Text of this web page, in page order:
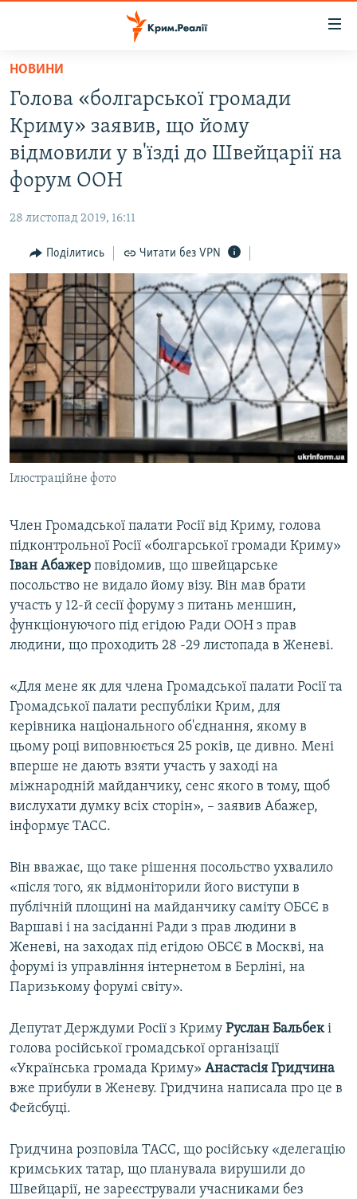
Перейти
основного
матеріалу
Перейти
до
основної
Перейти
пошуку
ВІДЕО ТА ФОТО
ПОЛІТИКА
ІНТЕРВ'Ю
ВСЕ ЗА ДЕНЬ
СПЕЦПРОЕКТИ
ДЕПОРТАЦІЯ
ВІДЕОУРОКИ «ELIFBE»
СВІДЧЕННЯ ОКУПАЦІЇ
УКРАЇНСЬКА ПРОБЛЕМА КРИМУ
ІНФОГРАФІКА
ЯК ОБІЙТИ БЛОКУВАННЯ
Русский
Qırımtatar
ДОЛУЧАЙСЯ!
Усі сайти RFE/RL
НОВИНИ
Голова «болгарської громади
Криму» заявив, що йому
відмовили у в'їзді до Швейцарії на
форум ООН
28 листопад 2019, 16:11
Поділитись Читати без VPN
Ілюстраційне фото
Член Громадської палати Росії від Криму, голова
підконтрольної Росії «болгарської громади Криму»
Іван Абажер повідомив, що швейцарське
посольство не видало йому візу. Він мав брати
участь у 12-й сесії форуму з питань меншин,
функціонуючого під егідою Ради ООН з прав
людини, що проходить 28 -29 листопада в Женеві.
«Для мене як для члена Громадської палати Росії та
Громадської палати республіки Крим, для
керівника національного об'єднання, якому в
цьому році виповнюється 25 років, це дивно. Мені
вперше не дають взяти участь у заході на
міжнародній майданчику, сенс якого в тому, щоб
вислухати думку всіх сторін», – заявив Абажер,
інформує ТАСС.
Він вважає, що таке рішення посольство ухвалило
«після того, як відмоніторили його виступи в
публічній площині на майданчику саміту ОБСЄ в
Варшаві і на засіданні Ради з прав людини в
Женеві, на заходах під егідою ОБСЄ в Москві, на
форумі із управління інтернетом в Берліні, на
Паризькому форумі світу».
Депутат Держдуми Росії з Криму Руслан Бальбекі
голова російської громадської організації
«Українська громада Криму» Анастасія Гридчина
вже прибули в Женеву. Гридчина написала про це в
Фейсбуці.
Гридчина розповіла ТАСС, що російську «делегацію
кримських татар, що планувала вирушили до
Швейцарії, не зареєстрували учасниками без